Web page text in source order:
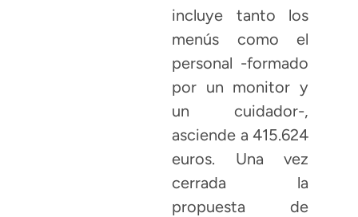
incluye tanto los
menús como el
personal -formado
por un monitor y
un cuidador-,
asciende a 415.624
euros. Una vez
cerrada la
propuesta de